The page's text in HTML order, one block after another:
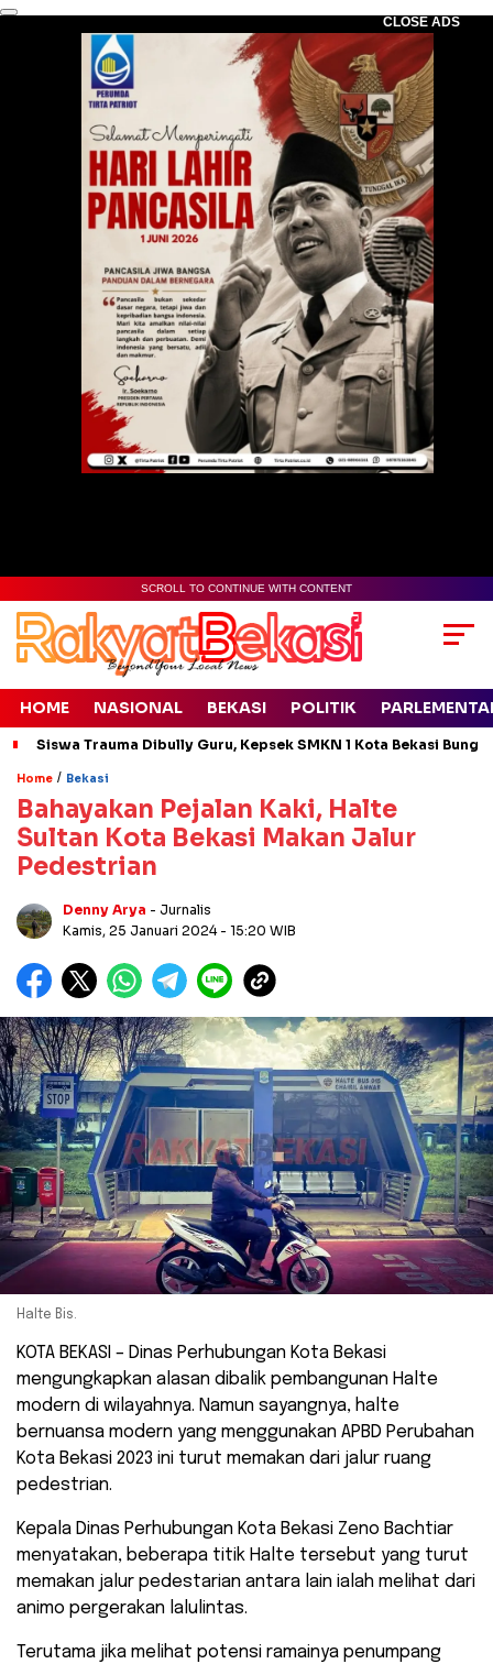
CLOSE ADS
SCROLL TO CONTINUE WITH CONTENT
HOME NASIONAL BEKASI POLITIK
Siswa Trauma Dibully Guru, Kepsek SMKN 1 Kota Bekasi
Home / Bekasi
Bahayakan Pejalan Kaki, Halte
Sultan Kota Bekasi Makan Jalur
Pedestrian
Denny Arya - Jurnalis
Kamis, 25 Januari 2024 - 15:20 WIB
Halte Bis.
KOTA BEKASI – Dinas Perhubungan Kota Bekasi
mengungkapkan alasan dibalik pembangunan Halte
modern di wilayahnya. Namun sayangnya, halte
bernuansa modern yang menggunakan APBD Perubahan
Kota Bekasi 2023 ini turut memakan dari jalur ruang
pedestrian.
Kepala Dinas Perhubungan Kota Bekasi Zeno Bachtiar
menyatakan, beberapa titik Halte tersebut yang turut
memakan jalur pedestarian antara lain ialah melihat dari
animo pergerakan lalulintas.
Terutama jika melihat potensi ramainya penumpang